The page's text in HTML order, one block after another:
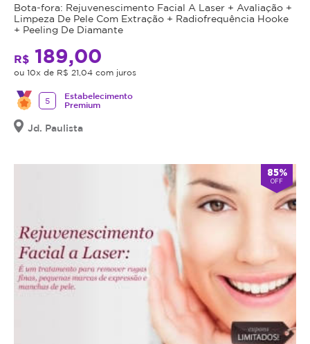
realização
do
procedimento
anunciado,
é
do
que
oferecendo
uma
avaliação
técnica
e
esclarecer
tratamento,
a
pessoa
não
pode
com
sobrepeso.
A
é
que
possuem
gordura
localizada,
mas
Bota-fora: Rejuvenescimento Facial A Laser + Avaliação +
Limpeza De Pele Com Extração + Radiofrequência Hooke
+ Peeling De Diamante
R$ 189,00
ou 10x de R$ 21,04 com juros
5
Estabelecimento
Premium
Jd. Paulista
85%
OFF